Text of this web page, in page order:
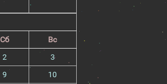
Сб
Вс
2
3
9
10